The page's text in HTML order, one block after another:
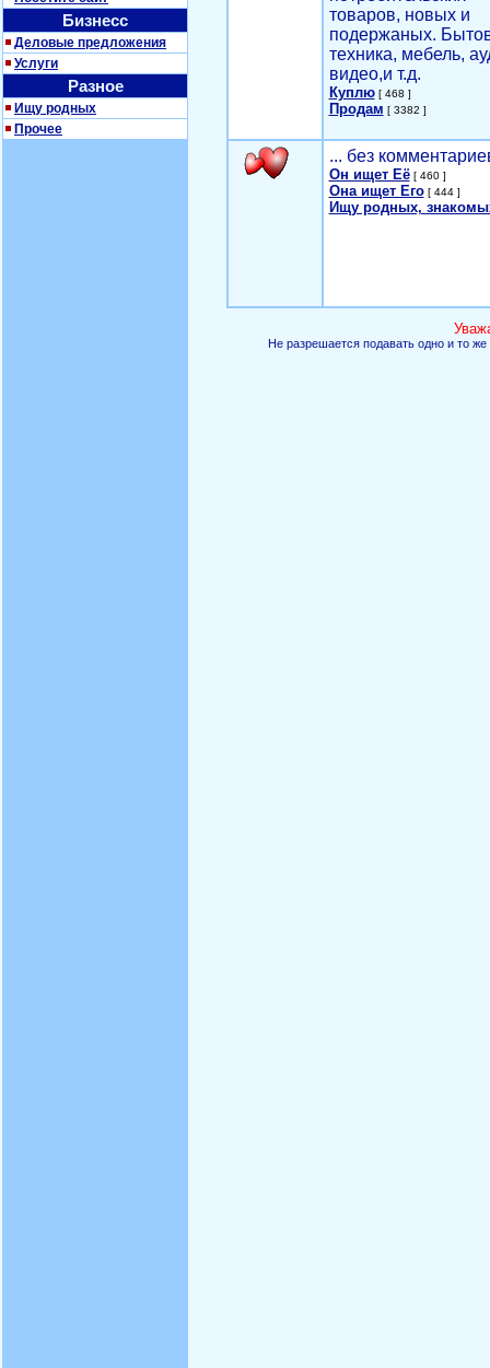
Бизнесс
Деловые предложения
Услуги
Разное
Ищу родных
Прочее
товаров, новых и
подержаных.
техника, мебель,
видео,и т.д.
Куплю[ 468 ]
Продам [ 3382 ]
... без
Он ищет Её[ 460 ]
Она ищет Его[ 444 ]
Ищу родных,
Не разрешается подавать одно и то